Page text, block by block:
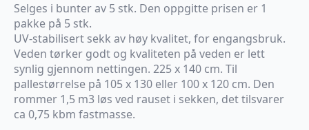
Selges i bunter av 5 stk. Den oppgitte prisen er 1
pakke på 5 stk.
UV-stabilisert sekk av høy kvalitet, for engangsbruk.
Veden tørker godt og kvaliteten på veden er lett
synlig gjennom nettingen. 225 x 140 cm. Til
pallestørrelse på 105 x 130 eller 100 x 120 cm. Den
rommer 1,5 m3 løs ved rauset i sekken, det tilsvarer
ca 0,75 kbm fastmasse.